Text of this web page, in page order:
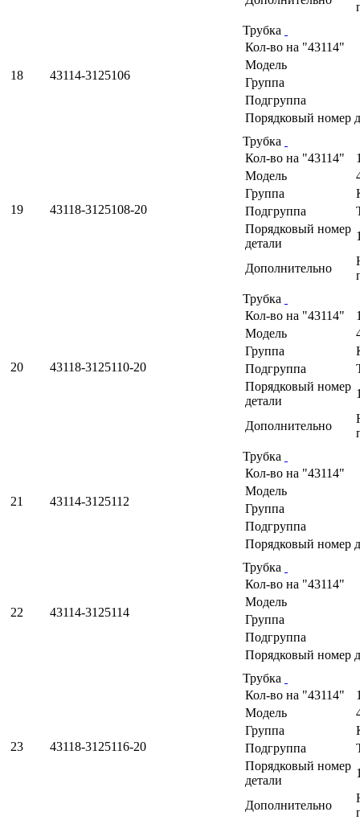
18 43114-3125106
Трубка
Кол-во на "43114"
Модель
Группа
Подгруппа
Порядковый номер
19 43118-3125108-20
Трубка
Кол-во на "43114"
Модель
Группа
Подгруппа
Порядковый номер
детали
Дополнительно
20 43118-3125110-20
Трубка
Кол-во на "43114"
Модель
Группа
Подгруппа
Порядковый номер
детали
Дополнительно
21 43114-3125112
Трубка
Кол-во на "43114"
Модель
Группа
Подгруппа
Порядковый номер
22 43114-3125114
Трубка
Кол-во на "43114"
Модель
Группа
Подгруппа
Порядковый номер
23 43118-3125116-20
Трубка
Кол-во на "43114"
Модель
Группа
Подгруппа
Порядковый номер
детали
Дополнительно